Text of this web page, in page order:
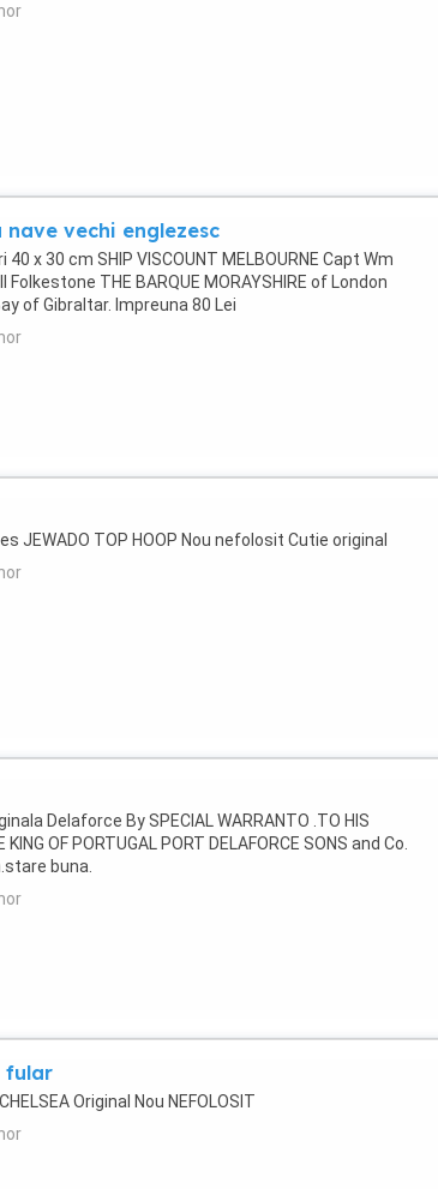
nave vechi englezesc
x 30 cm SHIP VISCOUNT MELBOURNE Capt Wm
Folkestone THE BARQUE MORAYSHIRE of London
of Gibraltar. Impreuna 80 Lei
JEWADO TOP HOOP Nou nefolosit Cutie original
Delaforce By SPECIAL WARRANTO .TO HIS
OF PORTUGAL PORT DELAFORCE SONS and Co.
buna.
fular
Original Nou NEFOLOSIT